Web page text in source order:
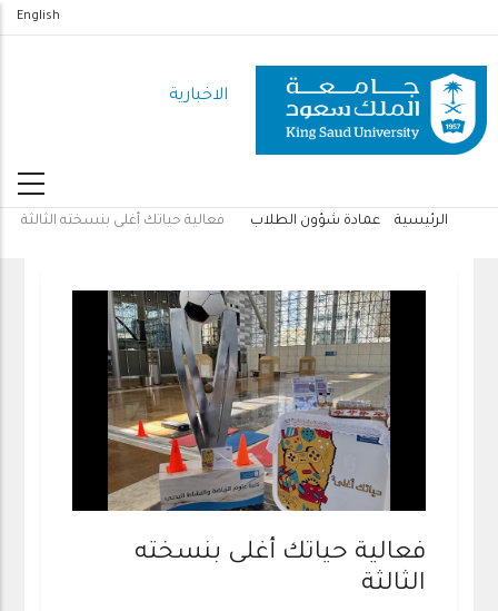
المحتوى
الرئيسي
English
الاخبارية
الرئيسية عمادة شؤون الطلاب فعالية حياتك أغلى بنسخته الثالثة
فعالية حياتك أغلى بنسخته
الثالثة